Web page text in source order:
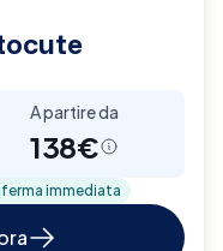
A partire da
138€
immediata